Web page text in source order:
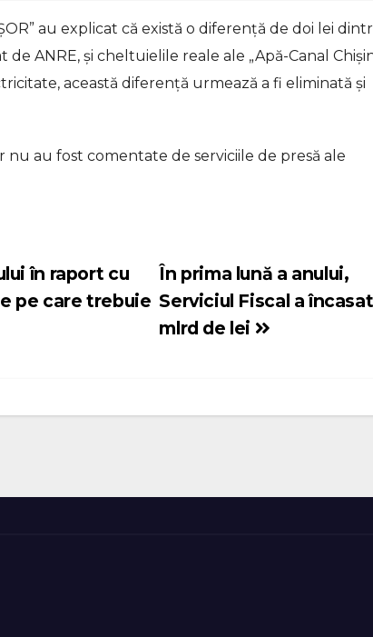
au explicat că există o diferență de doi lei
ANRE, și cheltuielile reale ale „Apă-Canal
această diferență urmează a fi eliminată și
au fost comentate de serviciile de presă ale
În prima lună a anului,
Serviciul Fiscal a
mlrd de lei
în raport cu
pe care trebuie